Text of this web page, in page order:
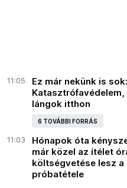
11:05
Ez már nekünk is
lángok itthon
6 TOVÁBBI FORRÁS
11:03
Hónapok óta
már közel az ítélet
költségvetése lesz
próbatétele